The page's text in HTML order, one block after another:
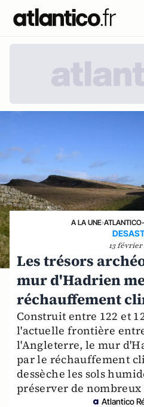
A LA UNE›
13 février
Les trésors
mur d'Hadrien
réchauffement
Construit entre 122 et
l'actuelle frontière
l'Angleterre, le mur
par le réchauffement
dessèche les sols
préserver de
Atlantico